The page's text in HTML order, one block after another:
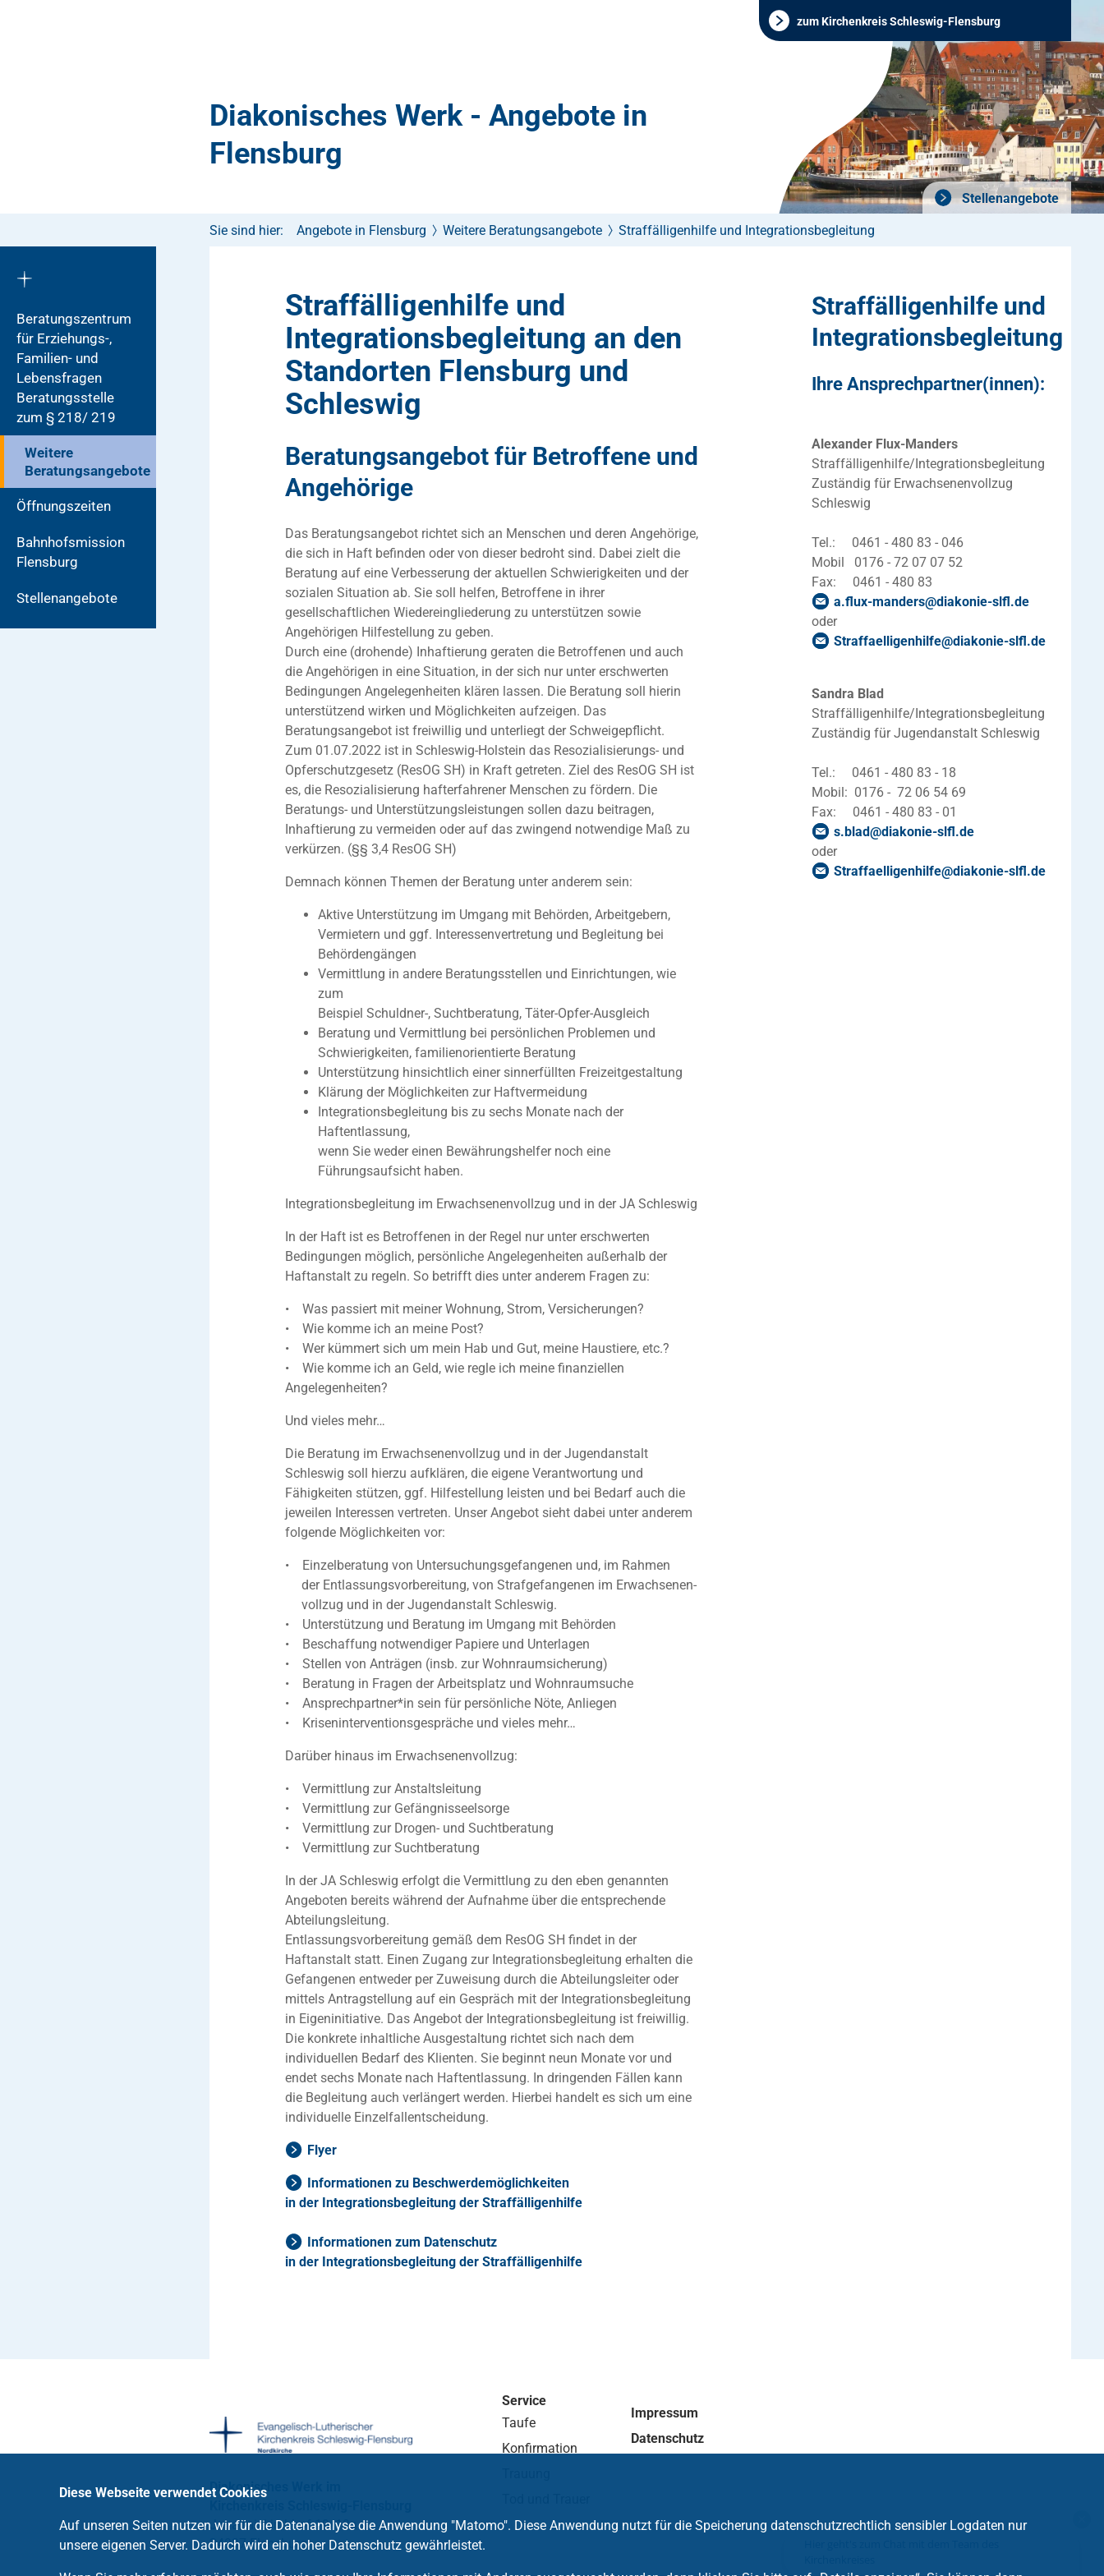
zum Kirchenkreis Schleswig-Flensburg
Diakonisches Werk - Angebote in
Flensburg
Stellenangebote
Beratungszentrum
für Erziehungs-,
Familien- und
Lebensfragen
Beratungsstelle
zum § 218/ 219
Weitere
Beratungsangebote
Öffnungszeiten
Bahnhofsmission
Flensburg
Stellenangebote
Sie sind hier: Angebote in Flensburg Weitere Beratungsangebote Straffälligenhilfe und Integrationsbegleitung
Straffälligenhilfe und
Integrationsbegleitung an den
Standorten Flensburg und
Schleswig
Beratungsangebot für Betroffene und
Angehörige
Das Beratungsangebot richtet sich an Menschen und deren Angehörige,
die sich in Haft befinden oder von dieser bedroht sind. Dabei zielt die
Beratung auf eine Verbesserung der aktuellen Schwierigkeiten und der
sozialen Situation ab. Sie soll helfen, Betroffene in ihrer
gesellschaftlichen Wiedereingliederung zu unterstützen sowie
Angehörigen Hilfestellung zu geben.
Durch eine (drohende) Inhaftierung geraten die Betroffenen und auch
die Angehörigen in eine Situation, in der sich nur unter erschwerten
Bedingungen Angelegenheiten klären lassen. Die Beratung soll hierin
unterstützend wirken und Möglichkeiten aufzeigen. Das
Beratungsangebot ist freiwillig und unterliegt der Schweigepflicht.
Zum 01.07.2022 ist in Schleswig-Holstein das Resozialisierungs- und
Opferschutzgesetz (ResOG SH) in Kraft getreten. Ziel des ResOG SH ist
es, die Resozialisierung hafterfahrener Menschen zu fördern. Die
Beratungs- und Unterstützungsleistungen sollen dazu beitragen,
Inhaftierung zu vermeiden oder auf das zwingend notwendige Maß zu
verkürzen. (§§ 3,4 ResOG SH)
Demnach können Themen der Beratung unter anderem sein:
Aktive Unterstützung im Umgang mit Behörden, Arbeitgebern,
Vermietern und ggf. Interessenvertretung und Begleitung bei
Behördengängen
Vermittlung in andere Beratungsstellen und Einrichtungen, wie
zum
Beispiel Schuldner-, Suchtberatung, Täter-Opfer-Ausgleich
Beratung und Vermittlung bei persönlichen Problemen und
Schwierigkeiten, familienorientierte Beratung
Unterstützung hinsichtlich einer sinnerfüllten Freizeitgestaltung
Klärung der Möglichkeiten zur Haftvermeidung
Integrationsbegleitung bis zu sechs Monate nach der
Haftentlassung,
wenn Sie weder einen Bewährungshelfer noch eine
Führungsaufsicht haben.
Integrationsbegleitung im Erwachsenenvollzug und in der JA Schleswig
In der Haft ist es Betroffenen in der Regel nur unter erschwerten
Bedingungen möglich, persönliche Angelegenheiten außerhalb der
Haftanstalt zu regeln. So betrifft dies unter anderem Fragen zu:
• Was passiert mit meiner Wohnung, Strom, Versicherungen?
• Wie komme ich an meine Post?
• Wer kümmert sich um mein Hab und Gut, meine Haustiere, etc.?
• Wie komme ich an Geld, wie regle ich meine finanziellen
Angelegenheiten?
Und vieles mehr…
Die Beratung im Erwachsenenvollzug und in der Jugendanstalt
Schleswig soll hierzu aufklären, die eigene Verantwortung und
Fähigkeiten stützen, ggf. Hilfestellung leisten und bei Bedarf auch die
jeweilen Interessen vertreten. Unser Angebot sieht dabei unter anderem
folgende Möglichkeiten vor:
• Einzelberatung von Untersuchungsgefangenen und, im Rahmen
der Entlassungsvorbereitung, von Strafgefangenen im Erwachsenen-
vollzug und in der Jugendanstalt Schleswig.
• Unterstützung und Beratung im Umgang mit Behörden
• Beschaffung notwendiger Papiere und Unterlagen
• Stellen von Anträgen (insb. zur Wohnraumsicherung)
• Beratung in Fragen der Arbeitsplatz und Wohnraumsuche
• Ansprechpartner*in sein für persönliche Nöte, Anliegen
• Kriseninterventionsgespräche und vieles mehr…
Darüber hinaus im Erwachsenenvollzug:
• Vermittlung zur Anstaltsleitung
• Vermittlung zur Gefängnisseelsorge
• Vermittlung zur Drogen- und Suchtberatung
• Vermittlung zur Suchtberatung
In der JA Schleswig erfolgt die Vermittlung zu den eben genannten
Angeboten bereits während der Aufnahme über die entsprechende
Abteilungsleitung.
Entlassungsvorbereitung gemäß dem ResOG SH findet in der
Haftanstalt statt. Einen Zugang zur Integrationsbegleitung erhalten die
Gefangenen entweder per Zuweisung durch die Abteilungsleiter oder
mittels Antragstellung auf ein Gespräch mit der Integrationsbegleitung
in Eigeninitiative. Das Angebot der Integrationsbegleitung ist freiwillig.
Die konkrete inhaltliche Ausgestaltung richtet sich nach dem
individuellen Bedarf des Klienten. Sie beginnt neun Monate vor und
endet sechs Monate nach Haftentlassung. In dringenden Fällen kann
die Begleitung auch verlängert werden. Hierbei handelt es sich um eine
individuelle Einzelfallentscheidung.
Flyer
Informationen zu Beschwerdemöglichkeiten
in der Integrationsbegleitung der Straffälligenhilfe
Informationen zum Datenschutz
in der Integrationsbegleitung der Straffälligenhilfe
Straffälligenhilfe und
Integrationsbegleitung
Ihre Ansprechpartner(innen):
Alexander Flux-Manders
Straffälligenhilfe/Integrationsbegleitung
Zuständig für Erwachsenenvollzug
Schleswig
Tel.: 0461 - 480 83 - 046
Mobil 0176 - 72 07 07 52
Fax: 0461 - 480 83
a.flux-manders@diakonie-slfl.de
oder
Straffaelligenhilfe@diakonie-slfl.de
Sandra Blad
Straffälligenhilfe/Integrationsbegleitung
Zuständig für Jugendanstalt Schleswig
Tel.: 0461 - 480 83 - 18
Mobil: 0176 - 72 06 54 69
Fax: 0461 - 480 83 - 01
s.blad@diakonie-slfl.de
oder
Straffaelligenhilfe@diakonie-slfl.de
Diakonisches Werk im
Johanniskirchhof 19/19a
24937 Flensburg
Service
Taufe
Konfirmation
Impressum
Datenschutz
Diese Webseite verwendet Cookies
Auf unseren Seiten nutzen wir für die Datenanalyse die Anwendung "Matomo". Diese Anwendung nutzt für die Speicherung datenschutzrechtlich sensibler Logdaten nur
unsere eigenen Server. Dadurch wird ein hoher Datenschutz gewährleistet.